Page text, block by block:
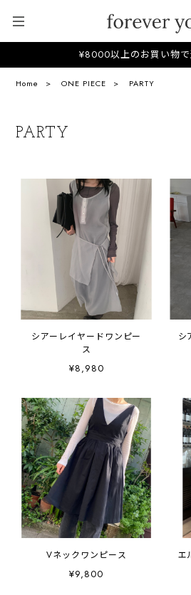
¥8000以上のお買い物で
Home ONE PIECE PARTY
PARTY
シアーレイヤードワンピー
ス
¥8,980
シ
Vネックワンピース
¥9,800
エ